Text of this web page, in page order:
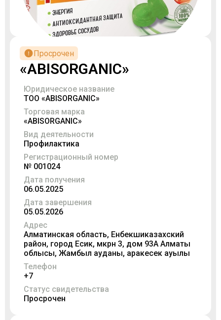
Просрочен
«ABISORGANIC»
Юридическое название
ТОО «ABISORGANIC»
Торговая марка
«ABISORGANIC»
Вид деятельности
Профилактика
Регистрационный номер
№ 001024
Дата получения
06.05.2025
Дата завершения
05.05.2026
Адрес
Алматинская область, Енбекшиказахский
район, город Есик, мкрн 3, дом 93А Алматы
облысы, Жамбыл ауданы, Қаракесек ауылы
Телефон
+7
Статус свидетельства
Просрочен